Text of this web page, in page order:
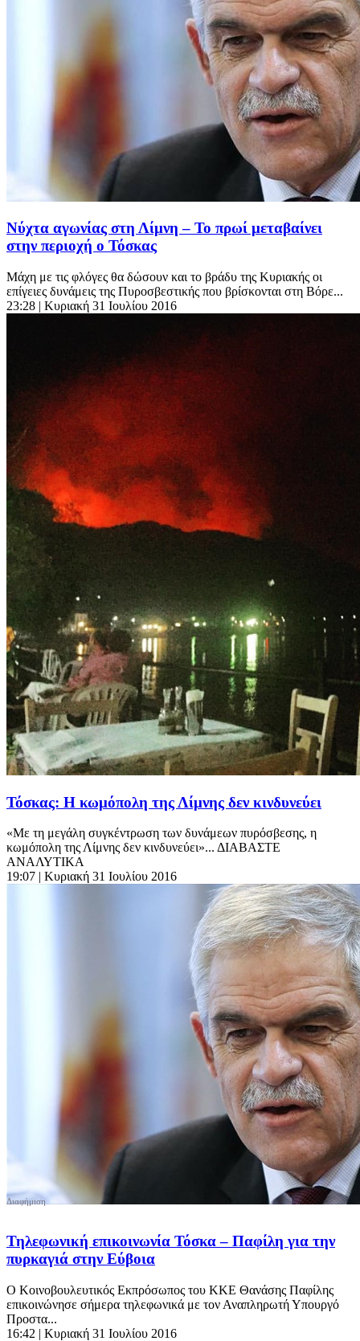
Νύχτα αγωνίας στη Λίμνη – Το πρωί μεταβαίνει
στην περιοχή ο Τόσκας
Μάχη με τις φλόγες θα δώσουν και το βράδυ της Κυριακής οι
επίγειες δυνάμεις της Πυροσβεστικής που βρίσκονται στη Βόρε...
23:28 | Κυριακή 31 Ιουλίου 2016
Τόσκας: Η κωμόπολη της Λίμνης δεν κινδυνεύει
«Με τη μεγάλη συγκέντρωση των δυνάμεων πυρόσβεσης, η
κωμόπολη της Λίμνης δεν κινδυνεύει»... ΔΙΑΒΑΣΤΕ
ΑΝΑΛΥΤΙΚΑ
19:07 | Κυριακή 31 Ιουλίου 2016
Τηλεφωνική επικοινωνία Τόσκα – Παφίλη για την
πυρκαγιά στην Εύβοια
Ο Κοινοβουλευτικός Εκπρόσωπος του ΚΚΕ Θανάσης Παφίλης
επικοινώνησε σήμερα τηλεφωνικά με τον Αναπληρωτή Υπουργό
Προστα...
16:42 | Κυριακή 31 Ιουλίου 2016